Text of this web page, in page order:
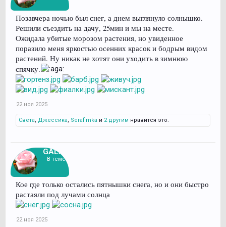
Позавчера ночью был снег, а днем выглянуло солнышко.
Решили съездить на дачу, 25мин и мы на месте.
Ожидала убитые морозом растения, но увиденное
поразило меня яркостью осенних красок и бодрым видом
растений. Ну никак не хотят они уходить в зимнюю
спячку.
22 ноя 2025
Света, Джессика, Serafimka и 2 другим нравится это.
GALAS
В теме
Кое где только остались пятнышки снега, но и они быстро
растаяли под лучами солнца
22 ноя 2025